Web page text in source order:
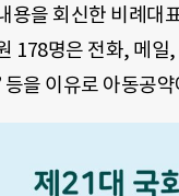
용을 회신한 비례대
178명은 전화, 메일
등을 이유로 아동공